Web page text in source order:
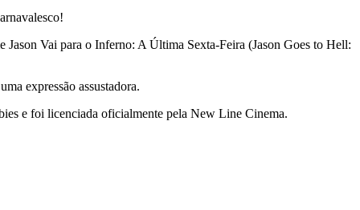
Vai para o Inferno: A Última Sexta-Feira (Jason Goes to Hell:
expressão assustadora.
e foi licenciada oficialmente pela New Line Cinema.